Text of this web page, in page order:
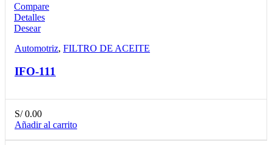
Compare
Detalles
Desear
Automotriz, FILTRO DE ACEITE
IFO-111
S/0.00
Añadir al carrito